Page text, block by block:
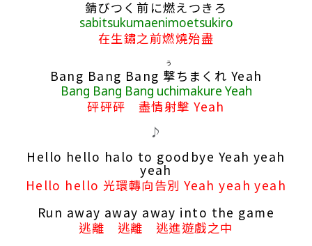
錆びつく 前 に燃えつきろ
sabitsukumaenimoetsukiro
在生鏽之前燃燒殆盡
Bang Bang Bang撃
う
ちまくれ Yeah
Bang Bang Bang uchimakure Yeah
砰砰砰 盡情射擊 Yeah
♪
Hello hello halo to goodbye Yeah yeah
yeah
Hello hello 光環轉向告別 Yeah yeah yeah
Run away away away into the game
逃離 逃離 逃進遊戲之中